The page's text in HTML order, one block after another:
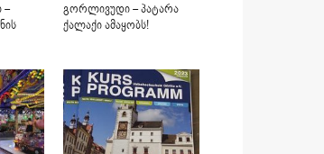
–
გორლივუდი – პატარა
ქალაქი ამაყობს!